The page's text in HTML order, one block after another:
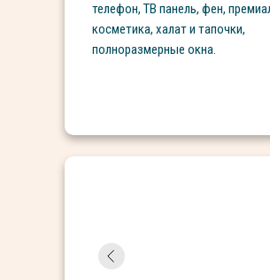
телефон, ТВ панель, фен,
косметика, халат и тапочки,
полноразмерные окна.